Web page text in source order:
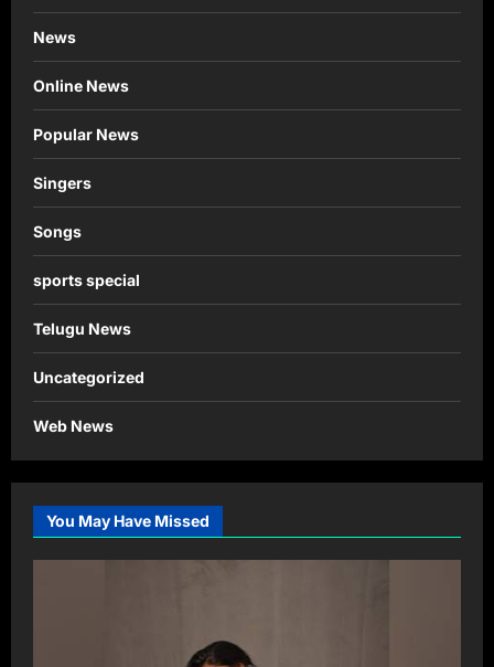
News
Online News
Popular News
Singers
Songs
sports special
Telugu News
Uncategorized
Web News
You May Have Missed